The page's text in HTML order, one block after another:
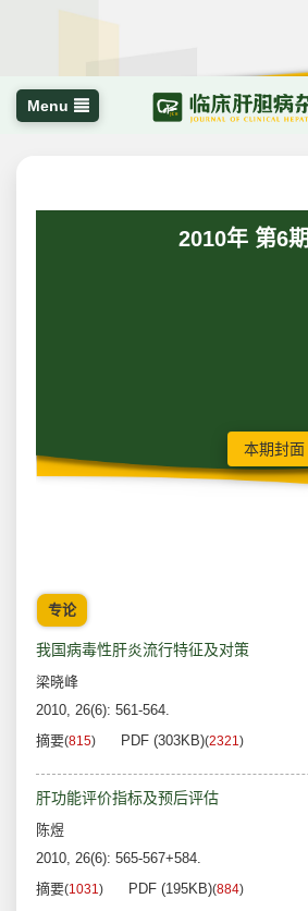
Menu
2010年 第6期
本期封面
专论
我国病毒性肝炎流行特征及对策
梁晓峰
2010, 26(6): 561-564.
摘要(815) PDF (303KB)(2321)
肝功能评价指标及预后评估
陈煜
2010, 26(6): 565-567+584.
摘要(1031) PDF (195KB)(884)